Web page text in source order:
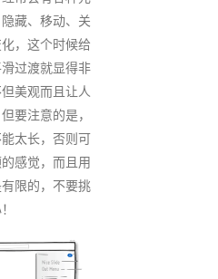
藏、移动、关
，这个时候给
过渡就显得非
美观而且让人
要注意的是，
太长，否则可
感觉，而且用
限的，不要挑